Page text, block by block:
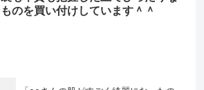
ものを買い付けしています＾＾